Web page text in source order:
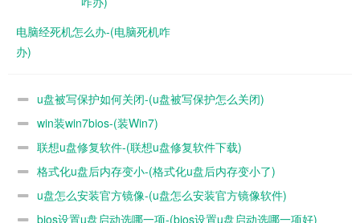
方法二：
后，按快捷键进入命令行（按什么快捷键，请自行百度），我
电脑经死机怎么办-(电脑死机咋
办)
u盘被写保护如何关闭-(u盘被写保护怎么关闭)
win装win7bios-(装Win7)
联想u盘修复软件-(联想u盘修复软件下载)
格式化u盘后内存变小-(格式化u盘后内存变小了)
u盘怎么安装官方镜像-(u盘怎么安装官方镜像软件)
bios设置u盘启动选哪一项-(bios设置u盘启动选哪一项好)